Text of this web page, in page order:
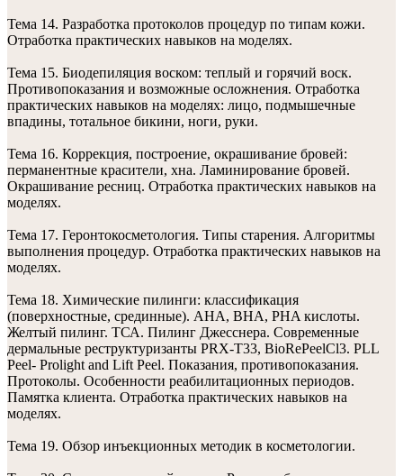
Тема 14. Разработка протоколов процедур по типам кожи.
Отработка практических навыков на моделях.
Тема 15. Биодепиляция воском: теплый и горячий воск.
Противопоказания и возможные осложнения. Отработка
практических навыков на моделях: лицо, подмышечные
впадины, тотальное бикини, ноги, руки.
Тема 16. Коррекция, построение, окрашивание бровей:
перманентные красители, хна. Ламинирование бровей.
Окрашивание ресниц. Отработка практических навыков на
моделях.
Тема 17. Геронтокосметология. Типы старения. Алгоритмы
выполнения процедур. Отработка практических навыков на
моделях.
Тема 18. Химические пилинги: классификация
(поверхностные, срединные). АHA, ВHА, PHA кислоты.
Желтый пилинг. ТСА. Пилинг Джесснера. Современные
дермальные реструктуризанты PRX-T33, BioRePeelCl3. PLL
Peel- Prolight and Lift Peel. Показания, противопоказания.
Протоколы. Особенности реабилитационных периодов.
Памятка клиента. Отработка практических навыков на
моделях.
Тема 19. Обзор инъекционных методик в косметологии.